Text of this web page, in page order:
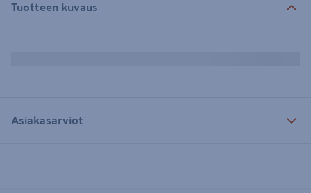
Tuotteen kuvaus
Asiakasarviot